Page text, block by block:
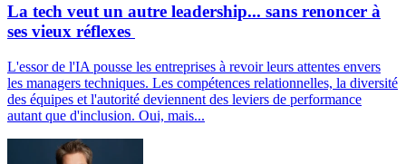
La tech veut un autre leadership... sans renoncer à
ses vieux réflexes
L'essor de l'IA pousse les entreprises à revoir leurs attentes envers
les managers techniques. Les compétences relationnelles, la diversité
des équipes et l'autorité deviennent des leviers de performance
autant que d'inclusion. Oui, mais...